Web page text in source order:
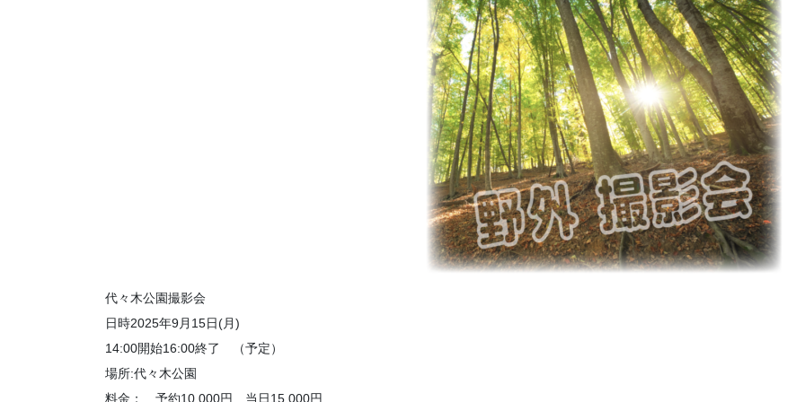
代々木公園撮影会
日時2025年9月15日(月)
14:00開始16:00終了 （予定）
場所:代々木公園
料金： 予約10,000円 当日15,000円